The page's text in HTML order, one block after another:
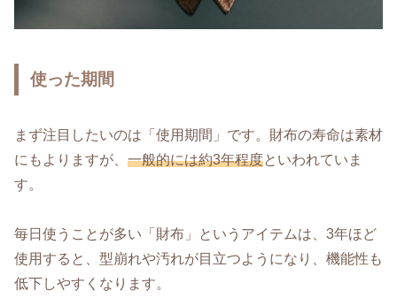
使った期間
まず注目したいのは「使用期間」です。財布の寿命は素材
にもよりますが、 一般的には約3年程度といわれていま
す。
毎日使うことが多い「財布」というアイテムは、3年ほど
使用すると、型崩れや汚れが目立つようになり、機能性も
低下しやすくなります。